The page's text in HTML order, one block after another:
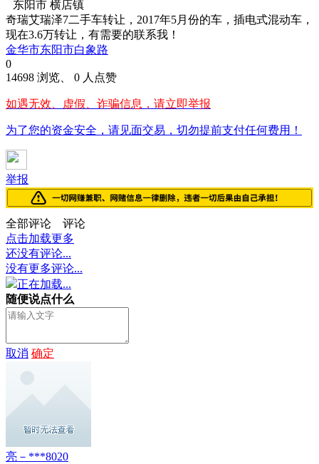
东阳市 横店镇
奇瑞艾瑞泽7二手车转让，2017年5月份的车，插电式混动车，
现在3.6万转让，有需要的联系我！
金华市东阳市白象路
0
14698 浏览、 0 人点赞
如遇无效、虚假、诈骗信息，请立即举报
为了您的资金安全，请见面交易，切勿提前支付任何费用！
举报
全部评论
评论
点击加载更多
还没有评论...
没有更多评论...
正在加载...
随便说点什么
取消 确定
亮－***8020